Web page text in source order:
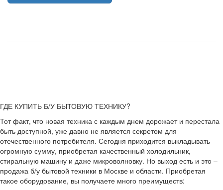
ГДЕ КУПИТЬ Б/У БЫТОВУЮ ТЕХНИКУ?
Тот факт, что новая техника с каждым днем дорожает и перестала
быть доступной, уже давно не является секретом для
отечественного потребителя. Сегодня приходится выкладывать
огромную сумму, приобретая качественный холодильник,
стиральную машину и даже микроволновку. Но выход есть и это –
продажа б/у бытовой техники в Москве и области. Приобретая
такое оборудование, вы получаете много преимуществ: